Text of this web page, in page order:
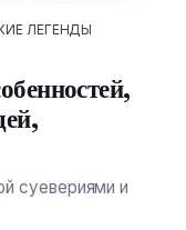
ЛЕГЕНДЫ
суевериями и